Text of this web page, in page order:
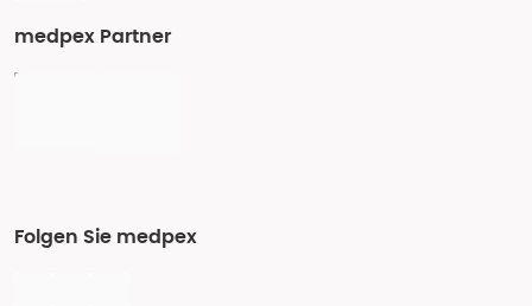
medpex Partner
Folgen Sie medpex